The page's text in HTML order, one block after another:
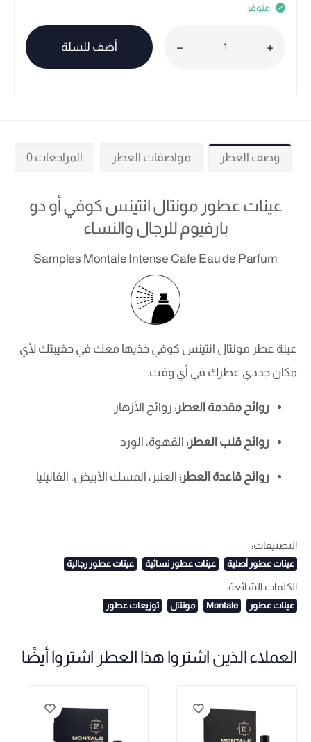
متوفر
أضف للسلة
وصف العطر مواصفات العطر المراجعات 0
عينات عطور مونتال انتينس كوفي أو دو
بارفيوم للرجال والنساء
Samples Montale Intense Cafe Eau de Parfum
عينة عطر مونتال انتينس كوفي خذيها معك في حقيبتك لأي
مكان جددي عطرك في أي وقت.
روائح مقدمة العطر: روائح الأزهار
روائح قلب العطر: القهوة، الورد
روائح قاعدة العطر: العنبر، المسك الأبيض، الفانيليا
التصنيفات:
عينات عطور أصلية عينات عطور نسائية عينات عطور رجالية
الكلمات الشائعة:
عينات عطور Montale مونتال توزيعات عطور
العملاء الذين اشتروا هذا العطر اشتروا أيضًا